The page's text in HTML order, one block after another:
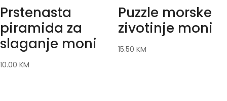
Prstenasta
piramida za
slaganje moni
10.00 KM
Puzzle morske
zivotinje moni
15.50 KM